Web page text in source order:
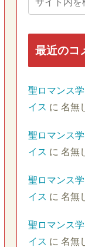
最近のコ
聖ロマンス
イス に 名無
聖ロマンス
イス に 名無
聖ロマンス
イス に 名無
聖ロマンス
イス に 名無